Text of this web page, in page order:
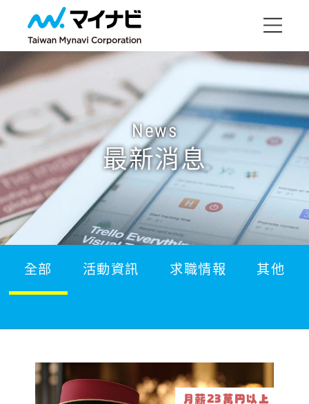
News
最新消息
全部 活動資訊 求職情報 其他